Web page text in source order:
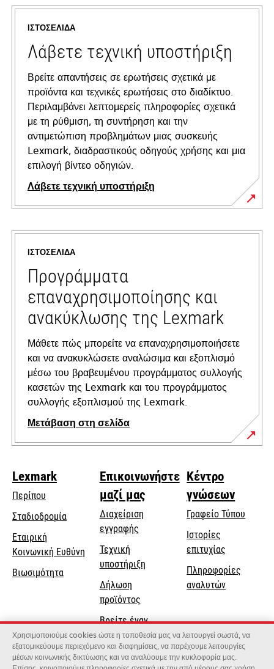
ΙΣΤΟΣΕΛΊΔΑ
Λάβετε τεχνική υποστήριξη
Βρείτε απαντήσεις σε ερωτήσεις σχετικά με
προϊόντα και τεχνικές ερωτήσεις στο διαδίκτυο.
Περιλαμβάνει λεπτομερείς πληροφορίες σχετικά
με τη ρύθμιση, τη συντήρηση και την
αντιμετώπιση προβλημάτων μιας συσκευής
Lexmark, διαδραστικούς οδηγούς χρήσης και μια
επιλογή βίντεο οδηγιών.
Λάβετε τεχνική υποστήριξη
opens
in
new
tab
ΙΣΤΟΣΕΛΊΔΑ
Προγράμματα
επαναχρησιμοποίησης και
ανακύκλωσης της Lexmark
Μάθετε πώς μπορείτε να επαναχρησιμοποιήσετε
και να ανακυκλώσετε αναλώσιμα και εξοπλισμό
μέσω του βραβευμένου προγράμματος συλλογής
κασετών της Lexmark και του προγράμματος
συλλογής εξοπλισμού της Lexmark.
Μετάβαση στη σελίδα
Lexmark
Περίπου
Σταδιοδρομία
Εταιρική
Κοινωνική Ευθύνη opens
new
Βιωσιμότητα
Επικοινωνήστε
μαζί μας
Διαχείριση
εγγραφής
Τεχνική
υποστήριξηopens
tab
Δήλωση
προϊόντος
Βρείτε έναν
αντιπρόσωπο
Κατάλογος
Κέντρο
γνώσεων
Γραφείο Τύπου
Ιστορίες
επιτυχίας
Πληροφορίες
αναλυτών
Χρησιμοποιούμε cookies ώστε η τοποθεσία μας να λειτουργεί σωστά, να
εξατομικεύουμε περιεχόμενο και διαφημίσεις, να παρέχουμε λειτουργίες
μέσων κοινωνικής δικτύωσης και να αναλύουμε την κυκλοφορία μας.